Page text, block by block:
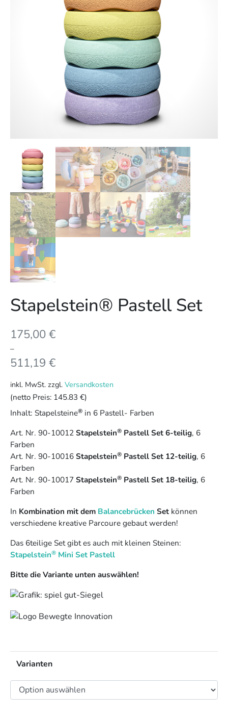
Stapelstein® Pastell Set
175,00€
–
511,19 €
inkl. MwSt. zzgl. Versandkosten
(netto Preis: 145.83 €)
Inhalt: Stapelsteine® in 6 Pastell- Farben
Art. Nr. 90-10012Stapelstein® Pastell Set 6-teilig, 6
Farben
Art. Nr. 90-10016Stapelstein® Pastell Set 12-teilig, 6
Farben
Art. Nr. 90-10017Stapelstein® Pastell Set 18-teilig, 6
Farben
In Kombination mit dem Balancebrücken Set können
verschiedene kreative Parcoure gebaut werden!
Das 6teilige Set gibt es auch mit kleinen Steinen:
Stapelstein® Mini Set Pastell
Bitte die Variante unten auswählen!
Varianten